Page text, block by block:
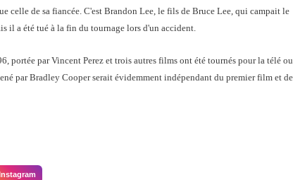
celle de sa fiancée. C'est Brandon Lee, le fils de Bruce Lee, qui campait le
il a été tué à la fin du tournage lors d'un accident.
portée par Vincent Perez et trois autres films ont été tournés pour la télé
par Bradley Cooper serait évidemment indépendant du premier film et de